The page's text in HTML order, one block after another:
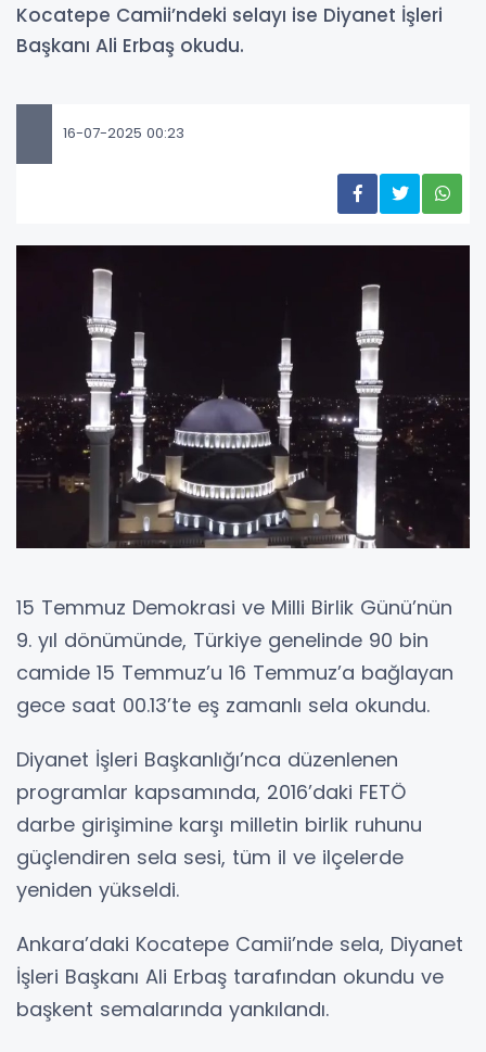
Kocatepe Camii’ndeki selayı ise Diyanet İşleri
Başkanı Ali Erbaş okudu.
16-07-2025 00:23
15 Temmuz Demokrasi ve Milli Birlik Günü’nün
9. yıl dönümünde, Türkiye genelinde 90 bin
camide 15 Temmuz’u 16 Temmuz’a bağlayan
gece saat 00.13’te eş zamanlı sela okundu.
Diyanet İşleri Başkanlığı’nca düzenlenen
programlar kapsamında, 2016’daki FETÖ
darbe girişimine karşı milletin birlik ruhunu
güçlendiren sela sesi, tüm il ve ilçelerde
yeniden yükseldi.
Ankara’daki Kocatepe Camii’nde sela, Diyanet
İşleri Başkanı Ali Erbaş tarafından okundu ve
başkent semalarında yankılandı.